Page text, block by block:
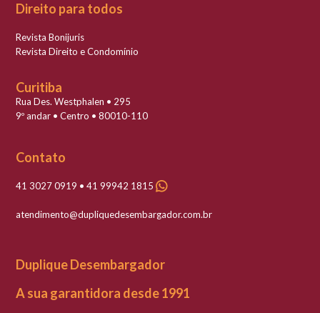
Direito para todos
Revista Bonijuris
Revista Direito e Condomínio
Curitiba
Rua Des. Westphalen • 295
9º andar • Centro • 80010-110
Contato
41 3027 0919 • 41 99942 1815
atendimento@dupliquedesembargador.com.br
Duplique Desembargador
A sua garantidora desde 1991